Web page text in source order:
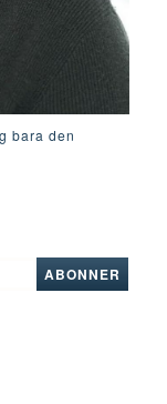
bara den
ABONNER